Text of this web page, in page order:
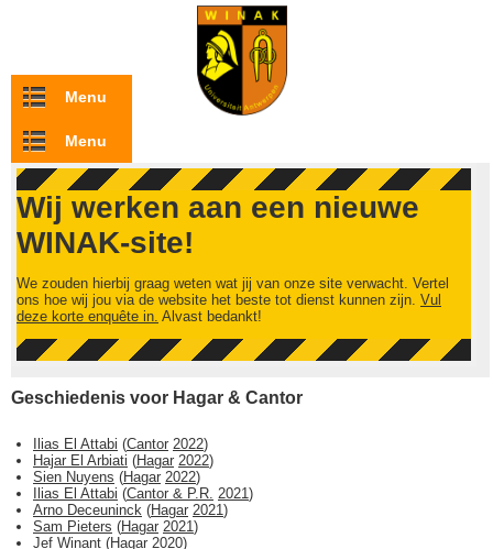
Overslaan en naar de inhoud gaan
Menu
Menu
Wij werken aan een nieuwe
WINAK-site!
We zouden hierbij graag weten wat jij van onze site verwacht. Vertel
ons hoe wij jou via de website het beste tot dienst kunnen zijn. Vul
deze korte enquête in. Alvast bedankt!
Geschiedenis voor Hagar & Cantor
Ilias El Attabi (Cantor 2022)
Hajar El Arbiati (Hagar 2022)
Sien Nuyens (Hagar 2022)
Ilias El Attabi (Cantor & P.R. 2021)
Arno Deceuninck (Hagar 2021)
Sam Pieters (Hagar 2021)
Jef Winant (Hagar 2020)